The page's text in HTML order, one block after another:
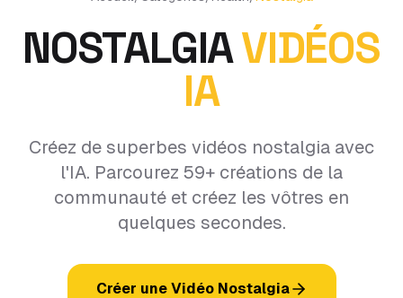
NOSTALGIAVIDÉOS
IA
Créez de superbes vidéos nostalgia avec
l'IA. Parcourez 59+ créations de la
communauté et créez les vôtres en
quelques secondes.
Créer une Vidéo Nostalgia